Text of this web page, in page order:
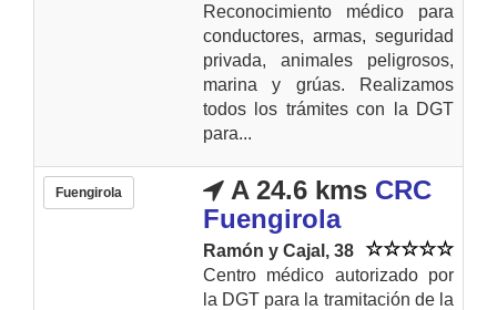
Reconocimiento médico para
conductores, armas, seguridad
privada, animales peligrosos,
marina y grúas. Realizamos
todos los trámites con la DGT
para...
Fuengirola A 24.6 kms CRC
Fuengirola
Ramón y Cajal, 38
Centro médico autorizado por
la DGT para la tramitación de la